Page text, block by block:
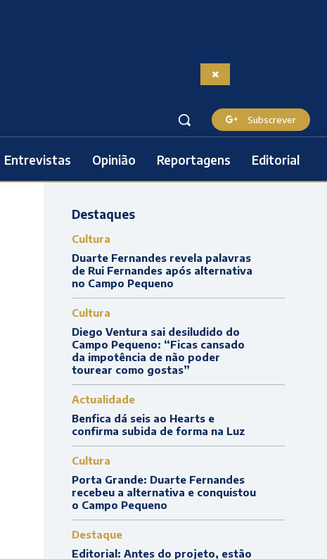
Subscrever
Entrevistas Opinião Reportagens Editorial
Destaques
Cultura
Duarte Fernandes revela palavras
de Rui Fernandes após alternativa
no Campo Pequeno
Cultura
Diego Ventura sai desiludido do
Campo Pequeno: “Ficas cansado
da impotência de não poder
tourear como gostas”
Actualidade
Benfica dá seis ao Hearts e
confirma subida de forma na Luz
Cultura
Porta Grande: Duarte Fernandes
recebeu a alternativa e conquistou
o Campo Pequeno
Destaque
Editorial: Antes do projeto, estão